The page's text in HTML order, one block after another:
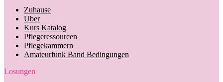
Zuhause
Uber
Kurs Katalog
Pflegeressourcen
Pflegekammern
Amateurfunk Band Bedingungen
Losungen